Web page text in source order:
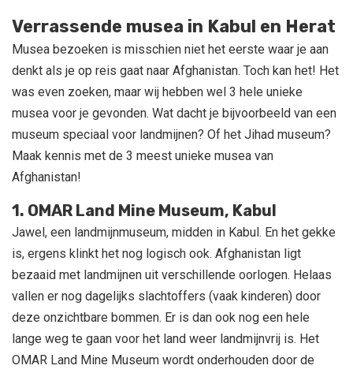
Verrassende musea in Kabul en Herat
Musea bezoeken is misschien niet het eerste waar je aan
denkt als je op reis gaat naar Afghanistan. Toch kan het! Het
was even zoeken, maar wij hebben wel 3 hele unieke
musea voor je gevonden. Wat dacht je bijvoorbeeld van een
museum speciaal voor landmijnen? Of het Jihad museum?
Maak kennis met de 3 meest unieke musea van
Afghanistan!
1. OMAR Land Mine Museum, Kabul
Jawel, een landmijnmuseum, midden in Kabul. En het gekke
is, ergens klinkt het nog logisch ook. Afghanistan ligt
bezaaid met landmijnen uit verschillende oorlogen. Helaas
vallen er nog dagelijks slachtoffers (vaak kinderen) door
deze onzichtbare bommen. Er is dan ook nog een hele
lange weg te gaan voor het land weer landmijnvrij is. Het
OMAR Land Mine Museum wordt onderhouden door de